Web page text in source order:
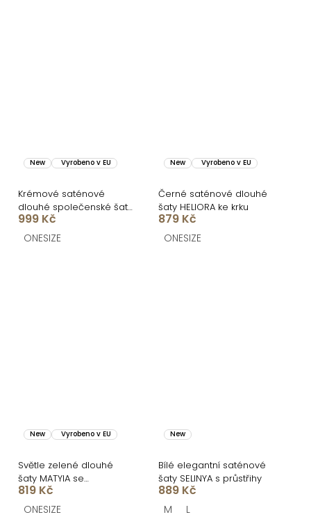
New Vyrobeno v EU
Krémové saténové
dlouhé společenské šaty
AMELIS
999 Kč
ONESIZE
New Vyrobeno v EU
Černé saténové dlouhé
šaty HELIORA ke krku
879 Kč
ONESIZE
New Vyrobeno v EU
Světle zelené dlouhé
šaty MATYIA se
zavazováním
819 Kč
ONESIZE
New
Bílé elegantní saténové
šaty SELINYA s průstřihy
889 Kč
M L